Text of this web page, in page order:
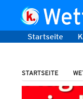
Startseite
STARTSEITE